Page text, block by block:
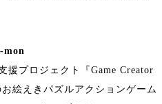
mon
援プロジェクト『Game Creator
絵えきパズルアクションゲーム